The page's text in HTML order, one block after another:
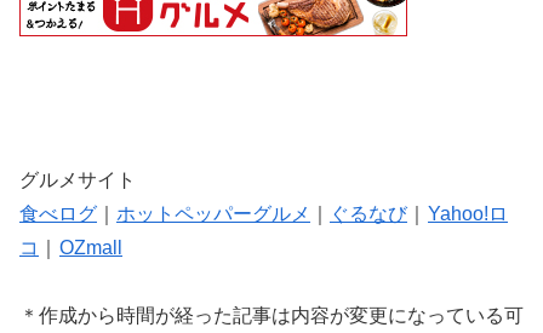
グルメサイト
食べログ
ホットペッパーグルメ ぐるなび｜ Yahoo!ロ
コ
OZmall
＊作成から時間が経った記事は内容が変更になっている可